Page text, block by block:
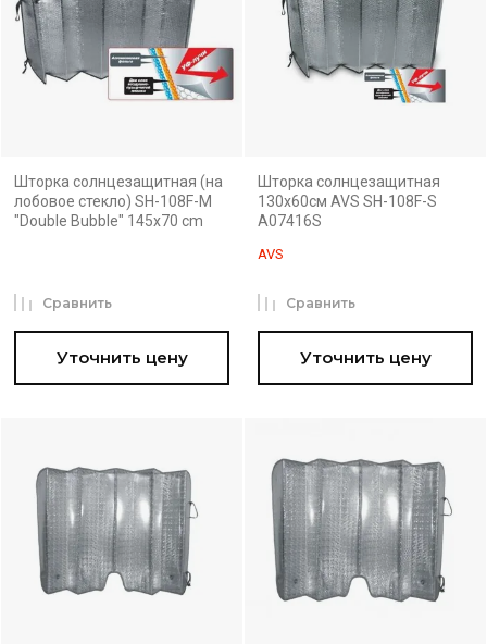
Шторка солнцезащитная (на
лобовое стекло) SH-108F-M
"Double Bubble" 145x70 cm
Уточнить цену
Сравнить
Шторка солнцезащитная
130x60см AVS SH-108F-S
A07416S
AVS
Уточнить цену
Сравнить